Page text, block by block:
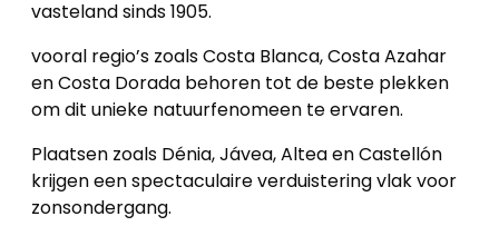
vasteland sinds 1905.
vooral regio’s zoals Costa Blanca, Costa Azahar
en Costa Dorada behoren tot de beste plekken
om dit unieke natuurfenomeen te ervaren.
Plaatsen zoals Dénia, Jávea, Altea en Castellón
krijgen een spectaculaire verduistering vlak voor
zonsondergang.